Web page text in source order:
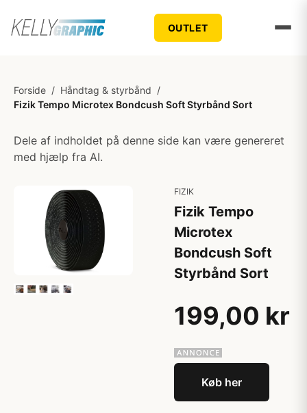
OUTLET
Forside / Håndtag & styrbånd /
Fizik Tempo Microtex Bondcush Soft Styrbånd Sort
Dele af indholdet på denne side kan være genereret
med hjælp fra AI.
FIZIK
Fizik Tempo
Microtex
Bondcush Soft
Styrbånd Sort
199,00 kr
Køb her